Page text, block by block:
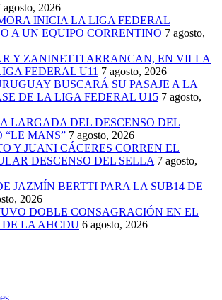
agosto, 2026
INICIA LA LIGA FEDERAL
A UN EQUIPO CORRENTINO 7 agosto,
Y ZANINETTI ARRANCAN, EN VILLA
FEDERAL U11 7 agosto, 2026
BUSCARÁ SU PASAJE A LA
DE LA LIGA FEDERAL U15 7 agosto,
LARGADA DEL DESCENSO DEL
“LE MANS” 7 agosto, 2026
Y JUANI CÁCERES CORREN EL
DESCENSO DEL SELLA 7 agosto,
JAZMÍN BERTTI PARA LA SUB14 DE
2026
DOBLE CONSAGRACIÓN EN EL
DE LA AHCDU 6 agosto, 2026